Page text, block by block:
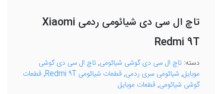
تاچ ال سی دی شیائومی ردمی Xiaomi
Redmi 9T
دسته: تاچ ال سی دی گوشی شیائومی, تاچ ال سی دی گوشی
موبایل, شیائومی سری ردمی, قطعات شیائومی Redmi 9T , قطعات
گوشی شیائومی, قطعات موبایل